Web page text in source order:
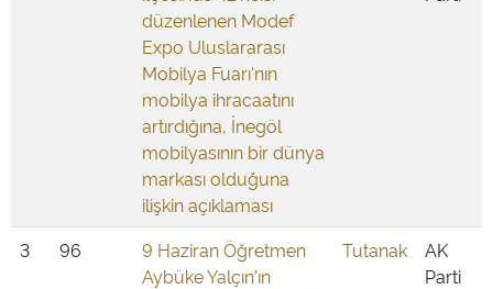
düzenlenen Modef
Expo Uluslararası
Mobilya Fuarı'nın
mobilya ihracaatını
artırdığına, İnegöl
mobilyasının bir dünya
markası olduğuna
ilişkin açıklaması
3 96
9 Haziran Öğretmen
Aybüke Yalçın'ın
Tutanak
AK
Parti